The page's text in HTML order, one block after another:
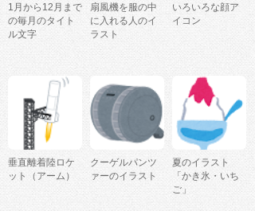
1月から12月まで
の毎月のタイト
ル文字
扇風機を服の中
に入れる人のイ
ラスト
いろいろな顔ア
イコン
垂直離着陸ロケ
ット（アーム）
クーゲルパンツ
ァーのイラスト
夏のイラスト
「かき氷・いち
ご」